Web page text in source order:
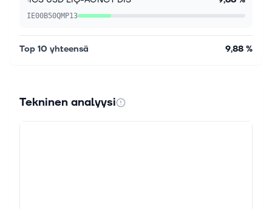
IE00B50QMP13
Top 10 yhteensä 9,88 %
Tekninen analyysi